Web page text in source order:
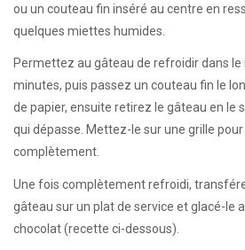
ou un couteau fin inséré au centre en
quelques miettes humides.
Permettez au gâteau de refroidir dans
minutes, puis passez un couteau fin le
de papier, ensuite retirez le gâteau en le
qui dépasse. Mettez-le sur une grille pour
complètement.
Une fois complètement refroidi,
gâteau sur un plat de service et glacé-le
chocolat (recette ci-dessous).